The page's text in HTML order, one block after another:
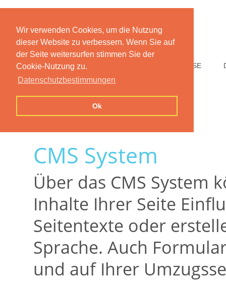
Wir verwenden Cookies, um die Nutzung
dieser Website zu verbessern. Wenn Sie auf
der Seite weitersurfen stimmen Sie der
Cookie-Nutzung zu.
Datenschutzbestimmungen
Ok
HOME PREISE
CMS System
Über das CMS System
Inhalte Ihrer Seite
Seitentexte oder
Sprache. Auch
und auf Ihrer